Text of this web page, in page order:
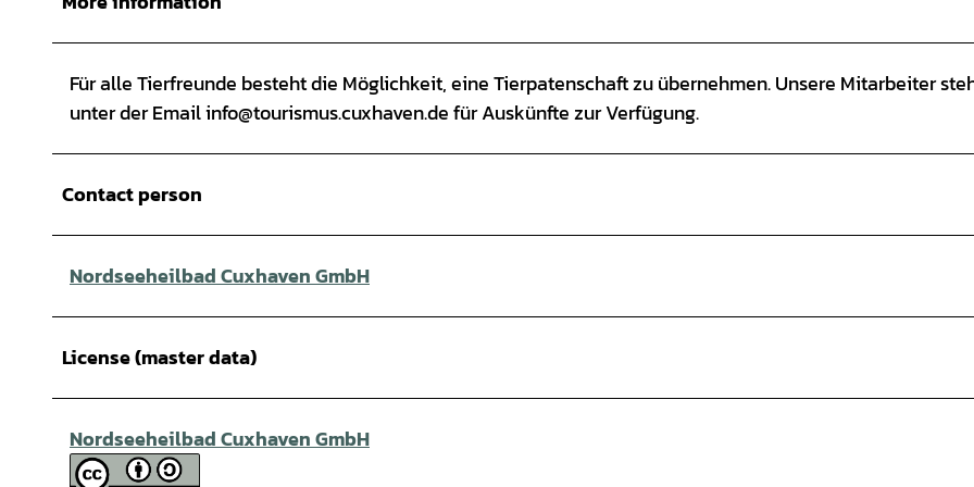
Für alle Tierfreunde besteht die Möglichkeit, eine Tierpatenschaft zu übernehmen. Unsere Mitarbeiter
unter der Email info@tourismus.cuxhaven.de für Auskünfte zur Verfügung.
Contact person
Nordseeheilbad Cuxhaven GmbH
License (master data)
Nordseeheilbad Cuxhaven GmbH